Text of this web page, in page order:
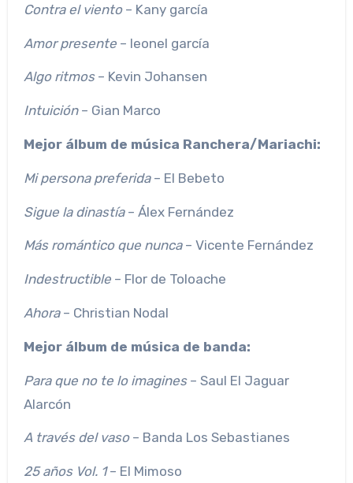
Contra el viento– Kany garcía
Amor presente– leonel garcía
Algo ritmos– Kevin Johansen
Intuición– Gian Marco
Mejor álbum de música Ranchera/Mariachi:
Mi persona preferida– El Bebeto
Sigue la dinastía– Álex Fernández
Más romántico que nunca– Vicente Fernández
Indestructible– Flor de Toloache
Ahora– Christian Nodal
Mejor álbum de música de banda:
Para que no te lo imagines– Saul El Jaguar
Alarcón
A través del vaso– Banda Los Sebastianes
25 años Vol. 1– El Mimoso